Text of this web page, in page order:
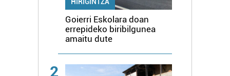
Goierri Eskolara doan
errepideko biribilgunea
amaitu dute
2